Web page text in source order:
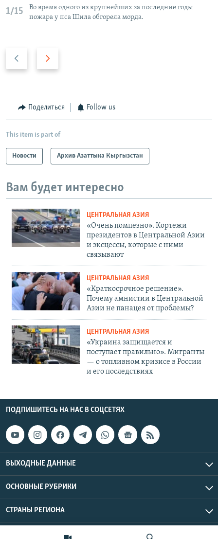
1/15
Во время одного из крупнейших за последние годы
пожара у пса Шила обгорела морда.
s
s
l
d
e
d
e
Поделиться Follow us
This item is part of
Новости Архив Азаттыка Кыргызстан
Вам будет интересно
ЦЕНТРАЛЬНАЯ АЗИЯ
«Очень помпезно». Кортежи
президентов в Центральной Азии
и эксцессы, которые с ними
связывают
ЦЕНТРАЛЬНАЯ АЗИЯ
«Краткосрочное решение».
Почему амнистии в Центральной
Азии не панацея от проблемы?
ЦЕНТРАЛЬНАЯ АЗИЯ
«Украина защищается и
поступает правильно». Мигранты
— о топливном кризисе в России
и его последствиях
ПОДПИШИТЕСЬ НА НАС В СОЦСЕТЯХ
ВЫХОДНЫЕ ДАННЫЕ
ОСНОВНЫЕ РУБРИКИ
СТРАНЫ РЕГИОНА
Азаттык Азия © 2026 RFE/RL, Inc. | Все права защищены.